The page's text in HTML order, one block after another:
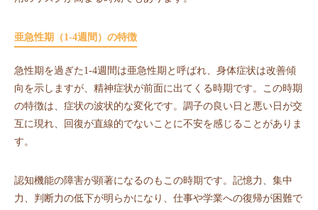
亜急性期（1-4週間）の特徴
急性期を過ぎた1-4週間は亜急性期と呼ばれ、身体症状は改善傾
向を示しますが、精神症状が前面に出てくる時期です。この時期
の特徴は、症状の波状的な変化です。調子の良い日と悪い日が交
互に現れ、回復が直線的でないことに不安を感じることがありま
す。
認知機能の障害が顕著になるのもこの時期です。記憶力、集中
力、判断力の低下が明らかになり、仕事や学業への復帰が困難で